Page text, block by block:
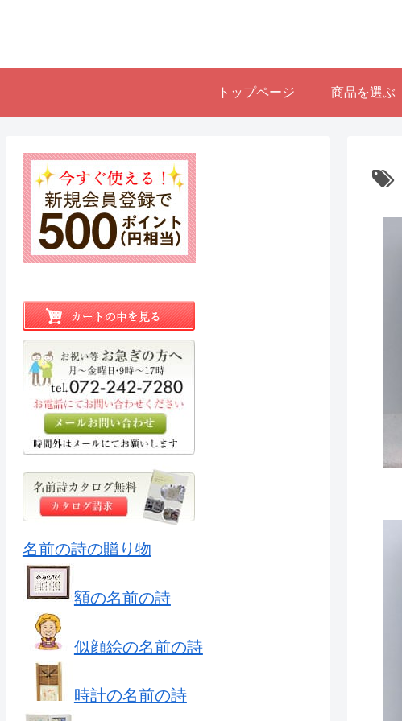
トップページ 商品を選ぶ
名前の詩の贈り物
額の名前の詩
似顔絵の名前の詩
時計の名前の詩